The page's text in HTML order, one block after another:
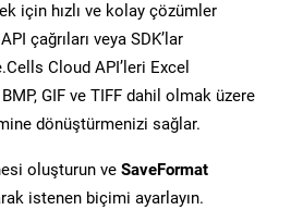
için hızlı ve kolay çözümler
çağrıları veya SDK’lar
Cloud API’leri Excel
BMP, GIF ve TIFF dahil olmak üzere
dönüştürmenizi sağlar.
oluşturun ve SaveFormat
istenen biçimi ayarlayın.